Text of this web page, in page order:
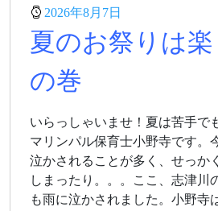
2026年8月7日
夏のお祭りは楽
の巻
いらっしゃいませ！夏は苦手で
マリンパル保育士小野寺です。
泣かされることが多く、せっか
しまったり。。。ここ、志津川
も雨に泣かされました。小野寺